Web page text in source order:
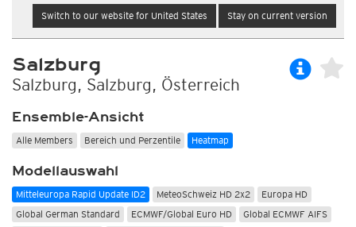
Switch to our website for United States Stay on current version
Salzburg
Salzburg, Salzburg, Österreich
Ensemble-Ansicht
Alle Members Bereich und Perzentile Heatmap
Modellauswahl
Mitteleuropa Rapid Update ID2 MeteoSchweiz HD 2x2
Europa HD
Global German Standard
ECMWF/Global Euro HD
Global ECMWF AIFS